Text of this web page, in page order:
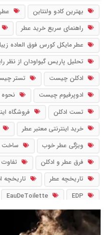
بهترین کادو ولنتاین
راهنمای سریع خرید عطر
عطر مایکل کورس فوق العاده زیبا
تحلیل پاریس گیواودان از نظر
ادکلن چیست
تستر
ادوپرفیوم چیست
تست ادکلن
فروشگاه
خرید اینترنتی معتبر عطر
ویژگی عطر خوب
ساخت
فرق عطر و ادکلن
تاریخچه عطر
تاریخچه
EDP
EauDeToilette
EDC
PourHomme
NoirFragrance